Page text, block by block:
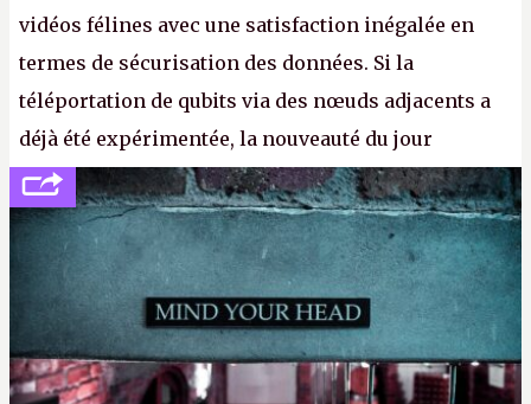
vidéos félines avec une satisfaction inégalée en
termes de sécurisation des données. Si la
téléportation de qubits via des nœuds adjacents a
déjà été expérimentée, la nouveauté du jour
concerne le recours à des nœuds distants, pour ne
pas dire un réseau quantique multimédia interactif
(avec l’option Péritel). (
http://cpc.cx/AH432N4
Crédit photo : QuTech / Nature)